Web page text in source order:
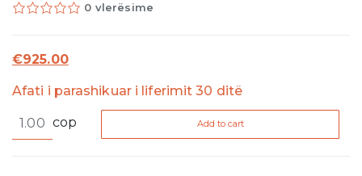
0 vlerësime
€925.00
Afati i parashikuar i liferimit 30 ditë
Wall- cop Add to cart